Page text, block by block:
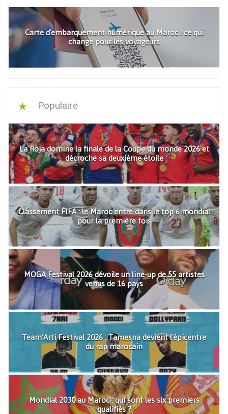
Carte d'embarquement numérique au Maroc : ce qui
change pour les voyageurs
Populaire
La Roja domine la finale de la Coupe du monde 2026 et
décroche sa deuxième étoile
Classement FIFA : le Maroc entre dans le top 6 mondial
pour la première fois
MOGA Festival 2026 dévoile un line-up de 55 artistes
venus de 16 pays
Team'Arti Festival 2026 : Tamesna devient l'épicentre
du rap marocain
Mondial 2030 au Maroc : qui sont les six premiers
qualifiés ?